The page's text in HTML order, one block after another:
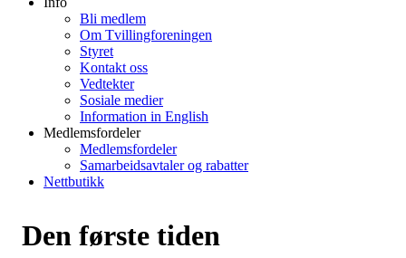
Bli medlem
Om Tvillingforeningen
Styret
Kontakt oss
Vedtekter
Sosiale medier
Information in English
Medlemsfordeler
Medlemsfordeler
Samarbeidsavtaler og rabatter
Nettbutikk
Den første tiden